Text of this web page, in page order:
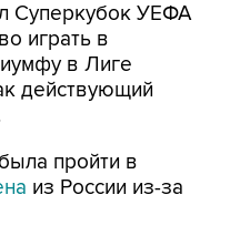
Суперкубок УЕФА
играть в
в Лиге
действующий
пройти в
из России из-за